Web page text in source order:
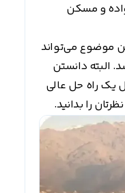
و مسکن
موضوع می‌تواند
البته دانستن
یک راه حل عالی
را بدانید.